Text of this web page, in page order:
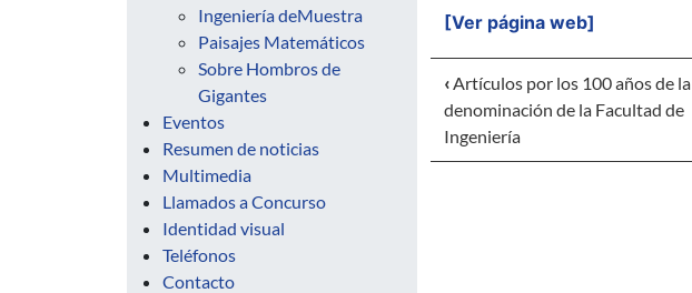
Ingeniería deMuestra
Paisajes Matemáticos
Sobre Hombros de
Gigantes
Eventos
Resumen de noticias
Multimedia
Llamados a Concurso
Identidad visual
Teléfonos
Contacto
[Ver página web]
‹Artículos por los 100 años de la
denominación de la Facultad de
Ingeniería